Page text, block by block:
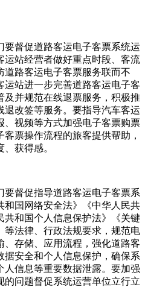
督促道路客运电子客票系统运
运站经营者做好重点时段、客流
路客运电子客票服务联而不
站进一步完善道路客运电子客
及并规范在线退票服务，积极推
退改签等服务。要指导汽车客运
、视频等方式加强电子客票购票
票操作流程的旅客提供帮助，
获得感。
督促指导道路客运电子客票系
和国网络安全法》《中华人民共
共和国个人信息保护法》《关键
等法律、行政法规要求，规范电
存储、应用流程，强化道路客
安全和个人信息保护，确保系
信息等重要数据泄露。要加强
的问题督促系统运营单位立行立